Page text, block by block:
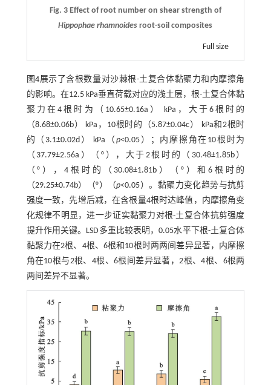
Fig. 3 Effect of root number on shear strength of
Hippophae rhamnoides root-soil composites
Full size
图4展示了含根数量对沙棘根-土复合体黏聚力和内摩擦角
的影响。在12.5 kPa垂直荷载对应的浅土层，根-土复合体黏
聚力在4根时为（10.65±0.16a） kPa，大于6根时的
（8.68±0.06b） kPa，10根时的（5.87±0.04c） kPa和2根时
的（3.1±0.02d） kPa（ p<0.05）；内摩擦角在10根时为
（37.79±2.56a）（°），大于2根时的（30.48±1.85b）
（°），4根时的（30.08±1.81b）（°）和6根时的
（29.25±0.74b）（°）（p<0.05）。黏聚力变化趋势与抗剪
强度一致，先增后减，在含根量4根时达峰值，内摩擦角变
化规律不明显，进一步证实黏聚力对根-土复合体抗剪强度
提升作用关键。LSD多重比较表明，0.05水平下根-土复合体
黏聚力在2根、4根、6根和10根时两两间差异显著，内摩擦
角在10根与2根、4根、6根间差异显著，2根、4根、6根两
两间差异不显著。